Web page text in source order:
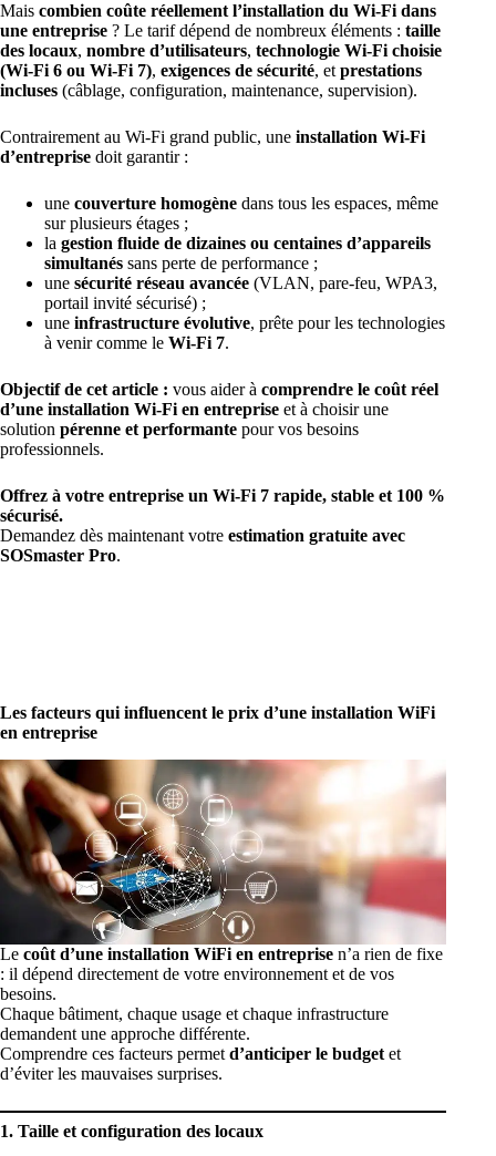
Mais combien coûte réellement l’installation du Wi-Fi dans
une entreprise ? Le tarif dépend de nombreux éléments : taille
des locaux, nombre d’utilisateurs, technologie Wi-Fi choisie
(Wi-Fi 6 ou Wi-Fi 7), exigences de sécurité, etprestations
incluses (câblage, configuration, maintenance, supervision).
Contrairement au Wi-Fi grand public, une installation Wi-Fi
d’entreprise doit garantir :
une couverture homogène dans tous les espaces, même
sur plusieurs étages ;
la gestion fluide de dizaines ou centaines d’appareils
simultanés sans perte de performance ;
une sécurité réseau avancée (VLAN, pare-feu, WPA3,
portail invité sécurisé) ;
une infrastructure évolutive, prête pour les technologies
à venir comme le Wi-Fi 7.
Objectif de cet article : vous aider à comprendre le coût réel
d’une installation Wi-Fi en entreprise et à choisir une
solution pérenne et performante pour vos besoins
professionnels.
Offrez à votre entreprise un Wi-Fi 7 rapide, stable et 100 %
sécurisé.
Demandez dès maintenant votre estimation gratuite avec
SOSmaster Pro.
Les facteurs qui influencent le prix d’une installation WiFi
en entreprise
Le coût d’une installation WiFi en entreprise n’a rien de fixe
: il dépend directement de votre environnement et de vos
besoins.
Chaque bâtiment, chaque usage et chaque infrastructure
demandent une approche différente.
Comprendre ces facteurs permet d’anticiper le budget et
d’éviter les mauvaises surprises.
1. Taille et configuration des locaux